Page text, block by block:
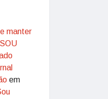
manter
em